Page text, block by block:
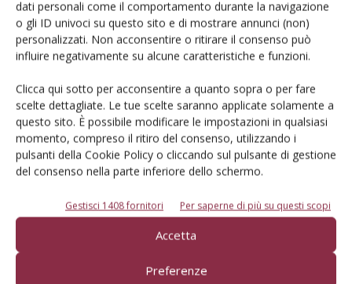
dati personali come il comportamento durante la navigazione
o gli ID univoci su questo sito e di mostrare annunci (non)
personalizzati. Non acconsentire o ritirare il consenso può
influire negativamente su alcune caratteristiche e funzioni.
Clicca qui sotto per acconsentire a quanto sopra o per fare
scelte dettagliate. Le tue scelte saranno applicate solamente a
questo sito. È possibile modificare le impostazioni in qualsiasi
momento, compreso il ritiro del consenso, utilizzando i
pulsanti della Cookie Policy o cliccando sul pulsante di gestione
del consenso nella parte inferiore dello schermo.
Gestisci 1408 fornitori Per saperne di più su questi scopi
Accetta
Preferenze
PROVATO DAGLI AGROMECCANICI 25 Maggio 2026
Verifica effettuata su una macchina con all’attivo 300 ore
Di Ottavio Repetti -
PROVATO DAGLI AGROMECCANICI 25 Maggio 2026
Erpice a dischi Rol-Ex BT 300 e
rullo-cutter Rol-Ex WCNF 300
Verifica effettuata su una macchina con all’attivo una stagione